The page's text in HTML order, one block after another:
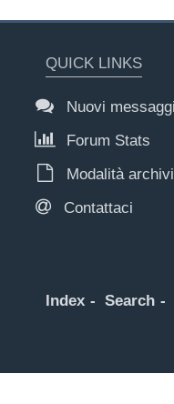
QUICK LINKS
Nuovi messaggi
Forum Stats
Modalità
Contattaci
Index Search